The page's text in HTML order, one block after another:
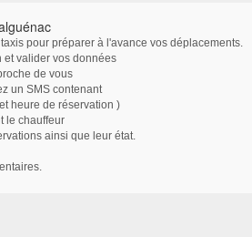
pour préparer à l'avance vos déplacements.
valider vos données
de vous
un SMS contenant
heure de réservation )
le chauffeur
ainsi que leur état.